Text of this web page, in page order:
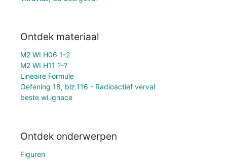
Ontdek materiaal
M2 WI H06 1-2
M2 WI H11 ?-?
Lineaire Formule
Oefening 18, blz.116 - Radioactief verval
beste wi ignace
Ontdek onderwerpen
Figuren